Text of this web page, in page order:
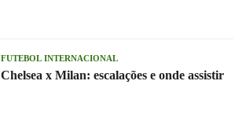
FUTEBOL INTERNACIONAL
Chelsea x Milan: escalações e onde assistir